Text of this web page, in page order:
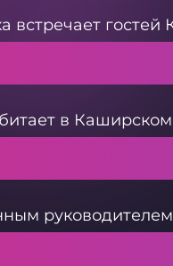
встречает
в